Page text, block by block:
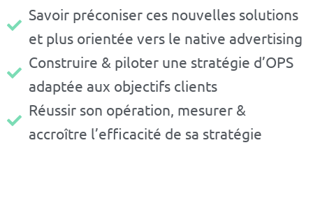
Savoir préconiser ces nouvelles solutions
et plus orientée vers le native advertising
Construire & piloter une stratégie d’OPS
adaptée aux objectifs clients
Réussir son opération, mesurer &
accroître l’efficacité de sa stratégie